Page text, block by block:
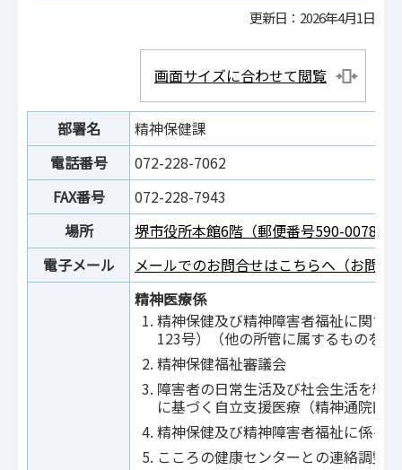
更新日：2026年4月1日
画面サイズに合わせて閲覧
部署名
精神保健課
電話番号
072-228-7062
FAX番号
072-228-7943
場所
堺市役所本館6階（郵便番号590-0078
電子メール
メールでのお問合せはこちらへ（お問合
精神医療係
精神保健及び精神障害者福祉に関す
123号）（他の所管に属するものを除
精神保健福祉審議会
障害者の日常生活及び社会生活を総
に基づく自立支援医療（精神通院医
精神保健及び精神障害者福祉に係る
こころの健康センターとの連絡調整